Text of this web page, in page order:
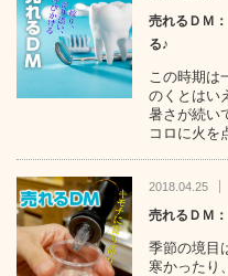
売れるＤＭ
る♪
この時期は
のくとはい
暑さが続い
コロに火
2018.04.25
売れるＤＭ
季節の境目
寒かったり